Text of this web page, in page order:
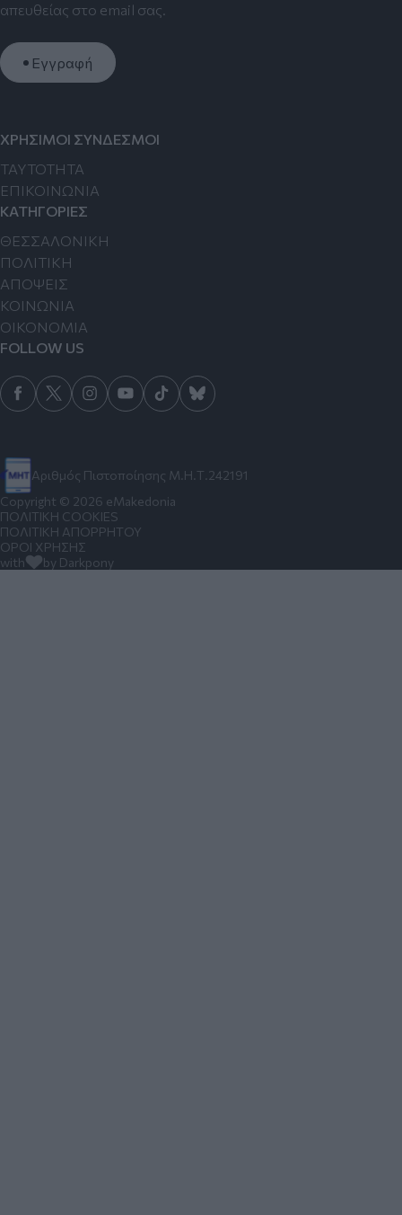
απευθείας στο email σας.
Εγγραφή
Αριθμός Πιστοποίησης Μ.Η.Τ.242191
ΧΡΗΣΙΜΟΙ ΣΥΝΔΕΣΜΟΙ
TAYTOTHTA
ΕΠΙΚΟΙΝΩΝΙΑ
ΚΑΤΗΓΟΡΙΕΣ
ΘΕΣΣΑΛΟΝΙΚΗ
ΠΟΛΙΤΙΚΗ
ΑΠΟΨΕΙΣ
ΚΟΙΝΩΝΙΑ
ΟΙΚΟΝΟΜΙΑ
FOLLOW US
Copyright © 2026 eMakedonia
ΠΟΛΙΤΙΚΗ COOKIES
ΠΟΛΙΤΙΚΗ ΑΠΟΡΡΗΤΟΥ
ΟΡΟΙ ΧΡΗΣΗΣ
with
by Darkpony